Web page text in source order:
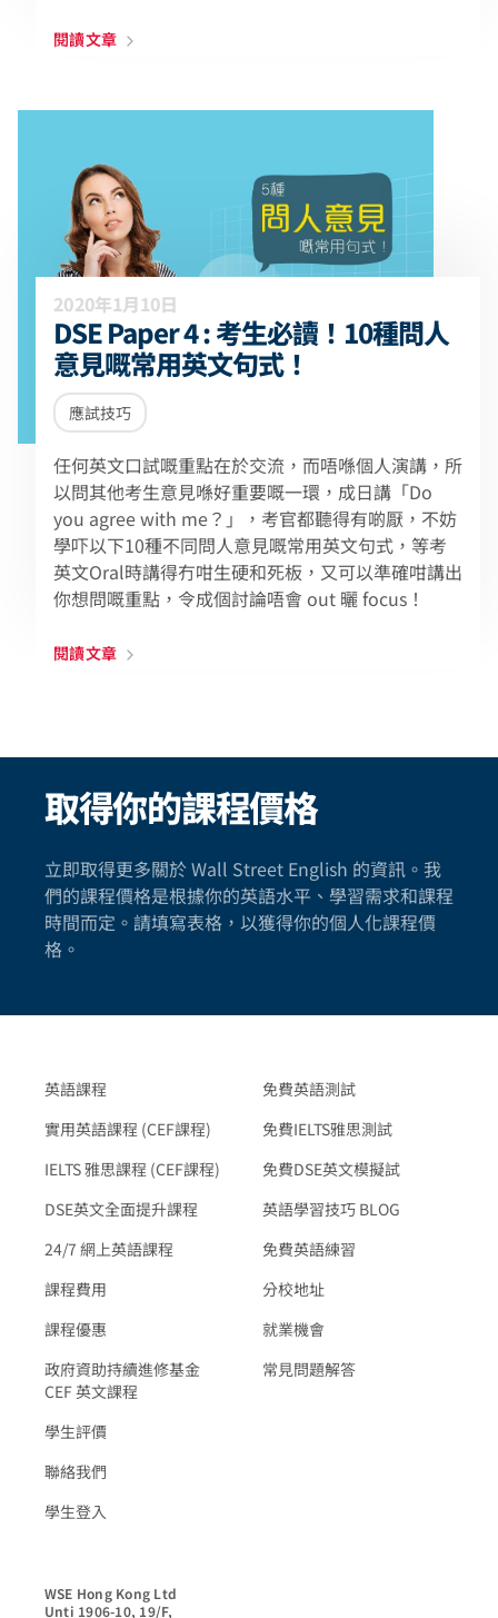
閱讀文章
2020年1月10日
DSE Paper 4 : 考生必讀！10種問人
意見嘅常用英文句式！
應試技巧
任何英文口試嘅重點在於交流，而唔喺個人演講，所
以問其他考生意見喺好重要嘅一環，成日講「Do
you agree with me？」，考官都聽得有啲厭，不妨
學吓以下10種不同問人意見嘅常用英文句式，等考
英文Oral時講得冇咁生硬和死板，又可以準確咁講出
你想問嘅重點，令成個討論唔會 out 曬 focus！
閱讀文章
取得你的課程價格
立即取得更多關於 Wall Street English 的資訊。我
們的課程價格是根據你的英語水平、學習需求和課程
時間而定。請填寫表格，以獲得你的個人化課程價
格。
英語課程
實用英語課程 (CEF課程)
IELTS 雅思課程 (CEF課程)
DSE英文全面提升課程
24/7 網上英語課程
課程費用
課程優惠
政府資助持續進修基金
CEF 英文課程
學生評價
聯絡我們
學生登入
免費英語測試
免費IELTS雅思測試
免費DSE英文模擬試
英語學習技巧 BLOG
免費英語練習
分校地址
就業機會
常見問題解答
WSE Hong Kong Ltd
Unti 1906-10, 19/F,